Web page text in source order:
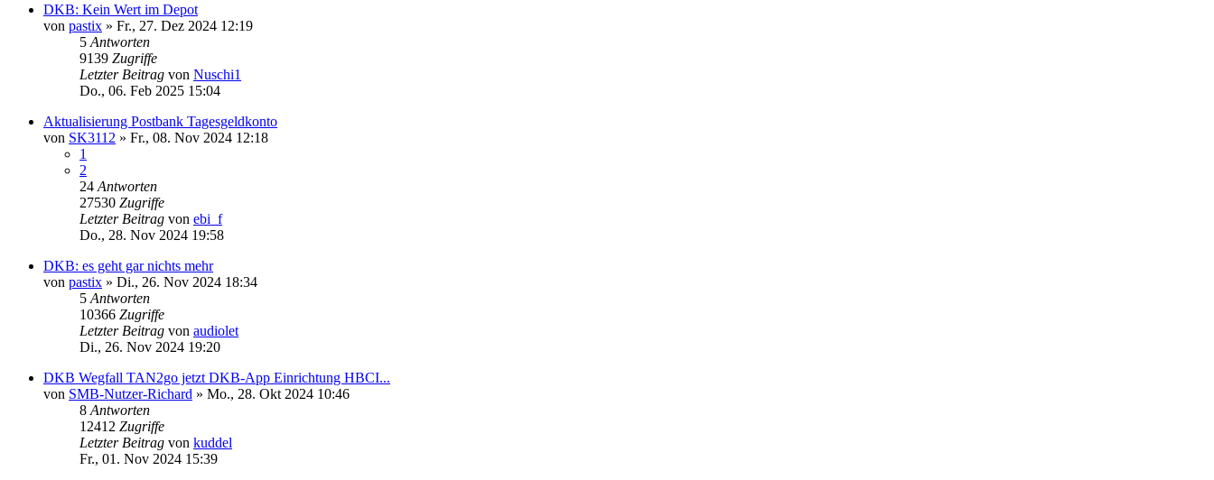
DKB: Kein Wert im Depot
von pastix » Fr., 27. Dez 2024 12:19
5 Antworten
9139 Zugriffe
Letzter Beitrag von Nuschi1
Do., 06. Feb 2025 15:04
Aktualisierung Postbank Tagesgeldkonto
von SK3112 » Fr., 08. Nov 2024 12:18
1
2
24 Antworten
27530 Zugriffe
Letzter Beitrag von ebi_f
Do., 28. Nov 2024 19:58
DKB: es geht gar nichts mehr
von pastix » Di., 26. Nov 2024 18:34
5 Antworten
10366 Zugriffe
Letzter Beitrag von audiolet
Di., 26. Nov 2024 19:20
DKB Wegfall TAN2go jetzt DKB-App Einrichtung HBCI...
von SMB-Nutzer-Richard » Mo., 28. Okt 2024 10:46
8 Antworten
12412 Zugriffe
Letzter Beitrag von kuddel
Fr., 01. Nov 2024 15:39